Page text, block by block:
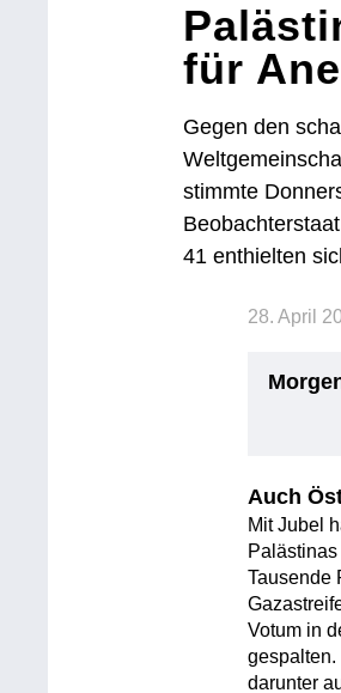
für
Gegen den
stimmte
41 enthielten
28. April
Auch
Mit Jubel
Tausende
Votum in
darunter